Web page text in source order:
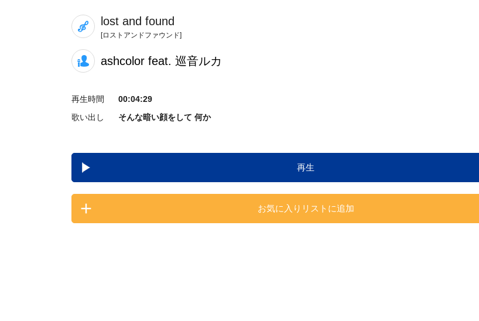
lost and found
[ロストアンドファウンド]
ashcolor feat. 巡音ルカ
再生時間
00:04:29
歌い出し
そんな暗い顔をして 何か
再生
お気に入りリストに追加